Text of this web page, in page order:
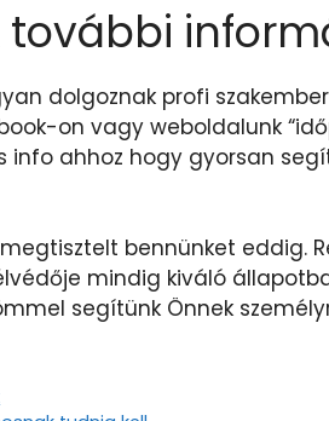
dolgoznak profi
on vagy weboldalunk
ahhoz hogy gyorsan
bennünket eddig.
mindig kiváló
segítünk Önnek